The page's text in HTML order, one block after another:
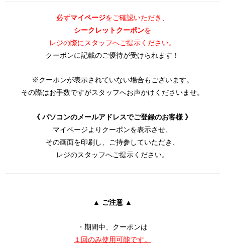
必ずマイページをご確認いただき、
シークレットクーポンを
レジの際にスタッフへご提示ください。
クーポンに記載のご優待が受けられます！
※クーポンが表示されていない場合もございます。
その際はお手数ですがスタッフへお声かけくださいませ。
《 パソコンのメールアドレスでご登録のお客様 》
マイページよりクーポンを表示させ、
その画面を印刷し、ご持参していただき、
レジのスタッフへご提示ください。
▲ ご注意 ▲
・期間中、クーポンは
１回のみ使用可能です。